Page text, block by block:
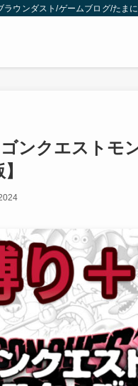
ウンダスト/ゲームブログ/たま
ゴンクエスト